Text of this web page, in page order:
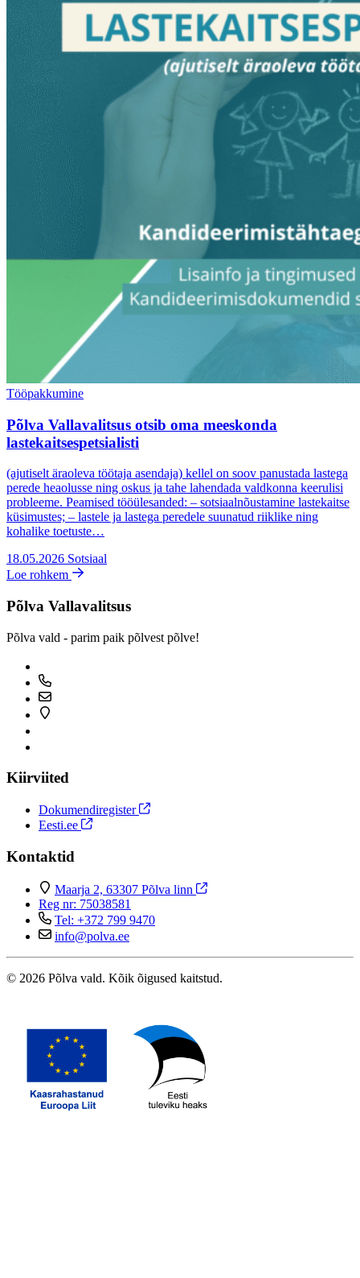
Tööpakkumine
Põlva Vallavalitsus otsib oma meeskonda
lastekaitsespetsialisti
(ajutiselt äraoleva töötaja asendaja) kellel on soov panustada lastega
perede heaolusse ning oskus ja tahe lahendada valdkonna keerulisi
probleeme. Peamised tööülesanded: – sotsiaalnõustamine lastekaitse
küsimustes; – lastele ja lastega peredele suunatud riiklike ning
kohalike toetuste…
18.05.2026 Sotsiaal
Loe rohkem
Põlva Vallavalitsus
Põlva vald - parim paik põlvest põlve!
Kiirviited
Dokumendiregister
Eesti.ee
Kontaktid
Maarja 2, 63307 Põlva linn
Reg nr: 75038581
Tel: +372 799 9470
info@polva.ee
© 2026 Põlva vald. Kõik õigused kaitstud.